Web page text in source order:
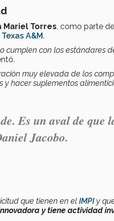
Mariel Torres , como parte
A&M.
cumplen con los estándares
muy elevada de los
hacer suplementos
Es un aval de que
Jacobo.
que tienen en el IMPIy
y tiene actividad